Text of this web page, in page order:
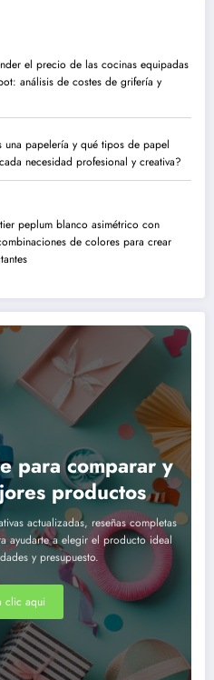
el precio de las cocinas equipadas
análisis de costes de grifería y
una papelería y qué tipos de papel
necesidad profesional y creativa?
peplum blanco asimétrico con
de colores para crear
para comparar y
productos
actualizadas, reseñas completas
ayudarte a elegir el producto ideal
y presupuesto.
clic aqui